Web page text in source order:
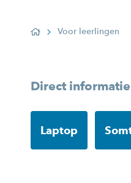
HomeVoor leerlingen
Direct
Laptop